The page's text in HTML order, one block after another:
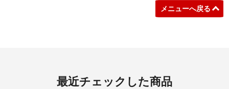
メニューへ戻る
最近チェックした商品